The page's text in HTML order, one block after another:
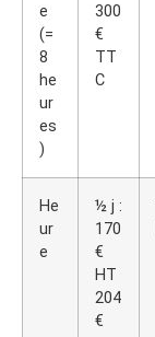
e
(=
8
he
ur
es
)
300
€
TT
C
He
ur
e
½ j :
170
€
HT
204
€